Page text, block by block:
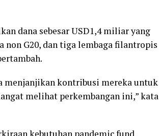
dana sebesar USD1,4 miliar yang
non G20, dan tiga lembaga filantropis
menjanjikan kontribusi mereka untuk
melihat perkembangan ini,” kata